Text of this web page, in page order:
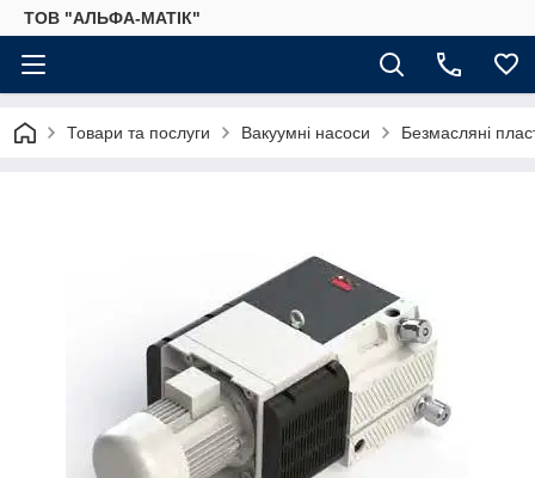
ТОВ "АЛЬФА-МАТІК"
Товари та послуги Вакуумні насоси Безмасляні